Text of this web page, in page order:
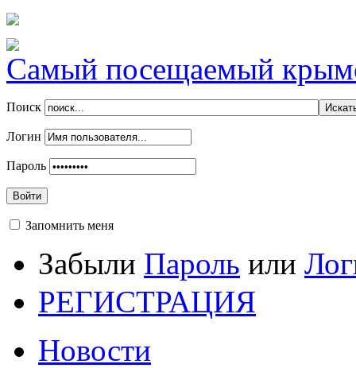
Самый посещаемый
Поиск
Логин
Пароль
Войти
Запомнить меня
Забыли Пароль или
РЕГИСТРАЦИЯ
Новости